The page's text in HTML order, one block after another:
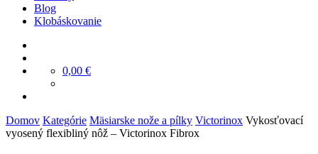
Blog
Klobáskovanie
0,00 €
Domov Kategórie Mäsiarske nože a pílky Victorinox Vykosťovací
vyosený flexibliný nôž – Victorinox Fibrox